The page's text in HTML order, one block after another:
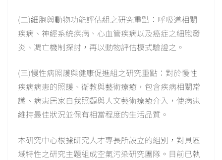
(二)細胞與動物功能評估組之研究重點：呼吸道相關
疾病、神經系統疾病、心血管疾病以及癌症之細胞發
炎、凋亡機制探討，再以動物評估模式驗證之。
(三)慢性病照護與健康促進組之研究重點：對於慢性
疾病病患的照護、衛教與藝術療癒，包含疾病相關常
識、病患居家自我照顧與人文藝術療癒介入，使病患
維持最佳狀況並保有相當程度的生活品質。
本研究中心根據研究人才專長所設立的組別，對具區
域特性之研究主題組成空氣污染研究團隊。目前已執